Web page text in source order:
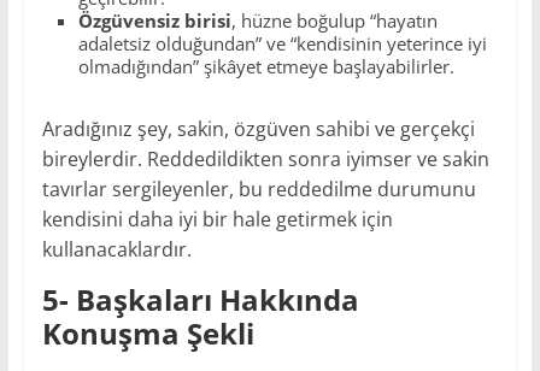
Özgüvensiz birisi, hüzne boğulup “hayatın
adaletsiz olduğundan” ve “kendisinin yeterince iyi
olmadığından” şikâyet etmeye başlayabilirler.
Aradığınız şey, sakin, özgüven sahibi ve gerçekçi
bireylerdir. Reddedildikten sonra iyimser ve sakin
tavırlar sergileyenler, bu reddedilme durumunu
kendisini daha iyi bir hale getirmek için
kullanacaklardır.
5- Başkaları Hakkında
Konuşma Şekli